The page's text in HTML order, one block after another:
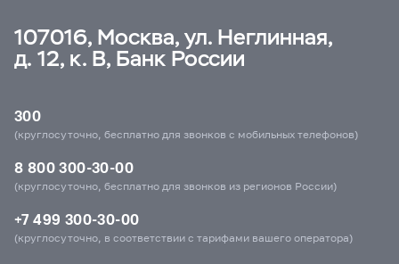
107016, Москва, ул. Неглинная,
д. 12, к. В, Банк России
300
(круглосуточно, бесплатно для звонков с мобильных телефонов)
8 800 300-30-00
(круглосуточно, бесплатно для звонков из регионов России)
+7 499 300-30-00
(круглосуточно, в соответствии с тарифами вашего оператора)